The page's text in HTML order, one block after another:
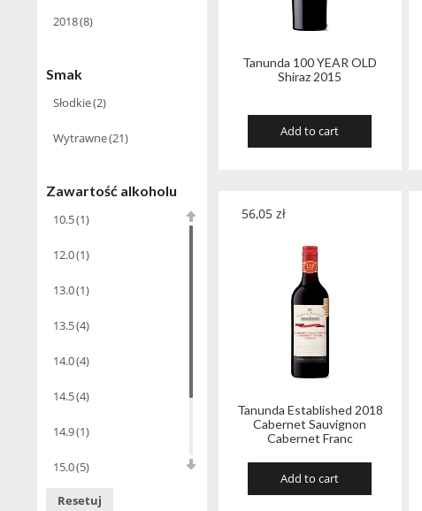
2018(8)
Smak
Słodkie(2)
Wytrawne(21)
Zawartość alkoholu
10.5(1)
12.0(1)
13.0(1)
13.5(4)
14.0(4)
14.5(4)
14.9(1)
15.0(5)
15.5(1)
Resetuj
Tanunda 100 YEAR OLD
Shiraz 2015
Add to cart
Tanunda Established 2018
Cabernet Sauvignon
Cabernet Franc
56,05 zł
Add to cart